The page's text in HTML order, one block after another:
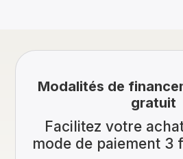
Modalités de
gratuit
Facilitez votre
mode de paiement 3